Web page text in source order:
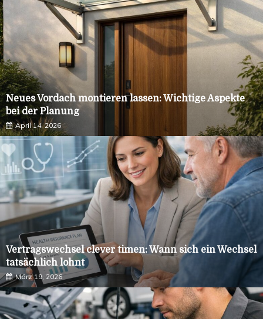
Neues Vordach montieren lassen: Wichtige Aspekte
bei der Planung
April 14, 2026
Vertragswechsel clever timen: Wann sich ein Wechsel
tatsächlich lohnt
März 19, 2026